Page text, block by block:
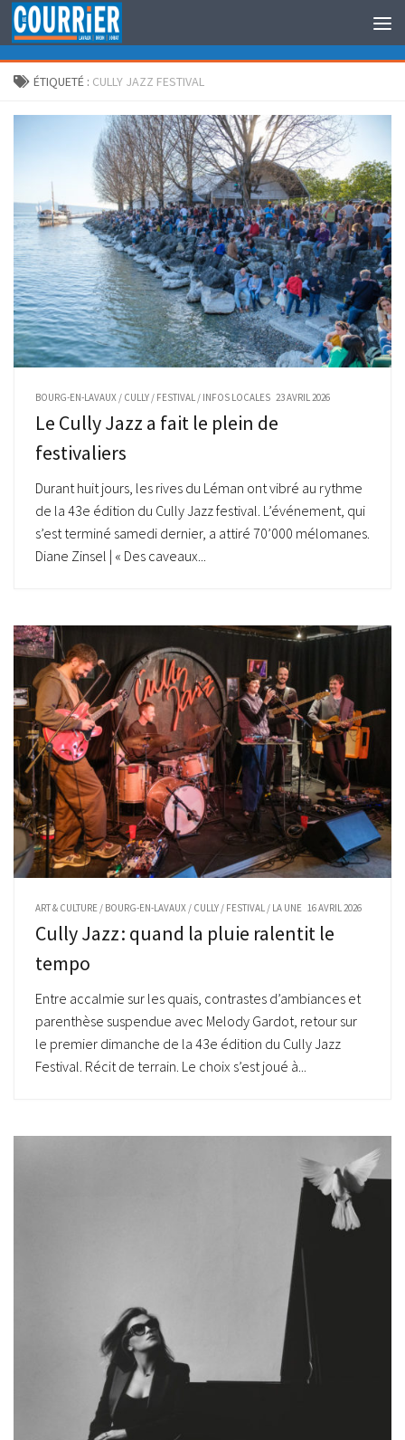
Au dessous du contenu
ÉTIQUETÉ : CULLY JAZZ FESTIVAL
BOURG-EN-LAVAUX / CULLY / FESTIVAL / INFOS LOCALES 23 AVRIL 2026
Le Cully Jazz a fait le plein de
festivaliers
Durant huit jours, les rives du Léman ont vibré au rythme
de la 43e édition du Cully Jazz festival. L’événement, qui
s’est terminé samedi dernier, a attiré 70’000 mélomanes.
Diane Zinsel | « Des caveaux...
ART & CULTURE / BOURG-EN-LAVAUX / CULLY / FESTIVAL / LA UNE 16 AVRIL 2026
Cully Jazz : quand la pluie ralentit le
tempo
Entre accalmie sur les quais, contrastes d’ambiances et
parenthèse suspendue avec Melody Gardot, retour sur
le premier dimanche de la 43e édition du Cully Jazz
Festival. Récit de terrain. Le choix s’est joué à...